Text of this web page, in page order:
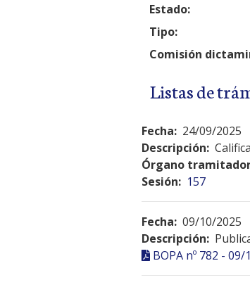
Estado:
Tipo:
Comisión
Listas de
Fecha: 24/09/2025
Descripción:
Órgano
Sesión: 157
Fecha: 09/10/2025
Descripción:
BOPA nº 782 -